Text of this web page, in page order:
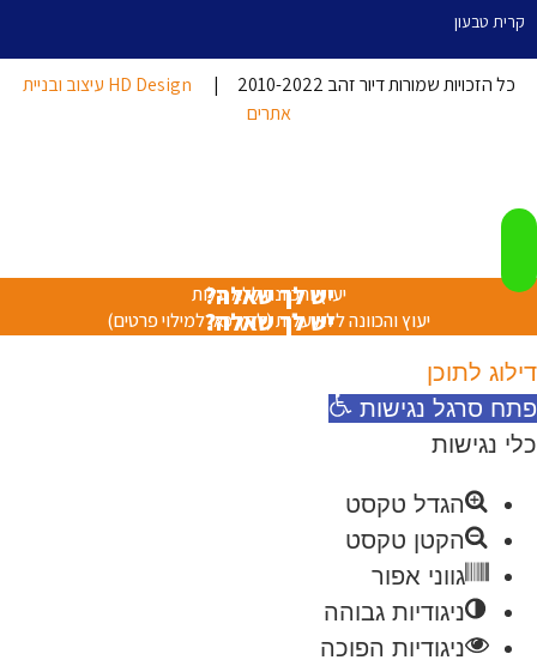
קרית טבעון
כל הזכויות שמורות דיור זהב 2010-2022 |
HD Design עיצוב ובניית
אתרים
יש לך שאלה?
יעוץ והכוונה ללא עלות
יש לך שאלה?
יעוץ והכוונה ללא עלות (לחץ כאן למילוי פרטים)
דילוג לתוכן
פתח סרגל נגישות
כלי נגישות
הגדל טקסט
הקטן טקסט
גווני אפור
ניגודיות גבוהה
ניגודיות הפוכה